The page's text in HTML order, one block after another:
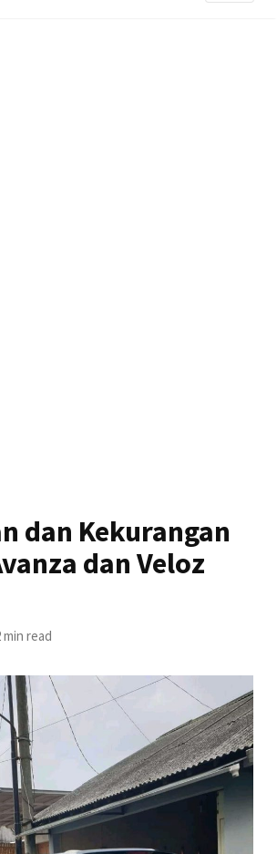
dan Kekurangan
dan Veloz
min read